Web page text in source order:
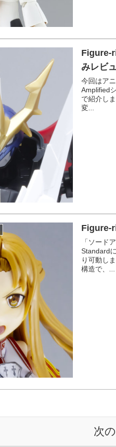
Figure-
みレビ
今回はア
Amplified
で紹介し
変...
Figure-
「ソード
Standard
り可動し
構造で、...
次